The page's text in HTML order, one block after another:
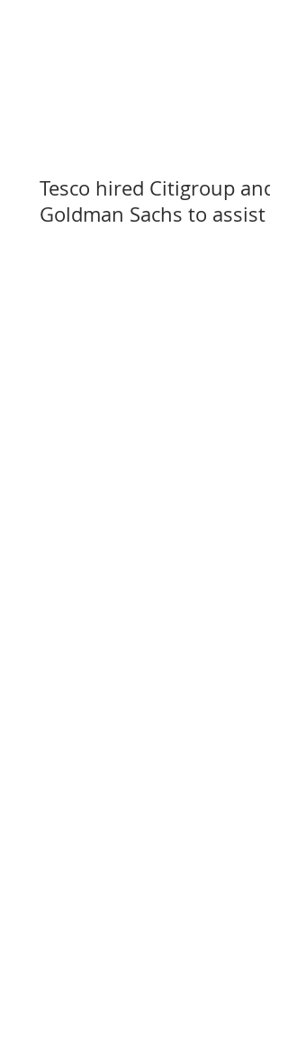
Tesco hired Citigroup and
Goldman Sachs to assist